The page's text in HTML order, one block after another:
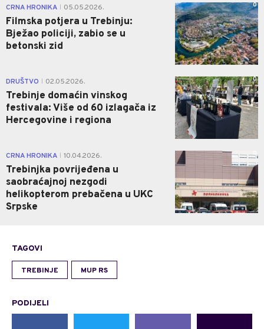
CRNA HRONIKA 05.05.2026.
Filmska potjera u Trebinju:
Bježao policiji, zabio se u
betonski zid
0
DRUŠTVO 02.05.2026.
Trebinje domaćin vinskog
festivala: Više od 60 izlagača iz
Hercegovine i regiona
0
CRNA HRONIKA 10.04.2026.
Trebinjka povrijeđena u
saobraćajnoj nezgodi
helikopterom prebačena u UKC
Srpske
0
TAGOVI
TREBINJE MUP RS
PODIJELI